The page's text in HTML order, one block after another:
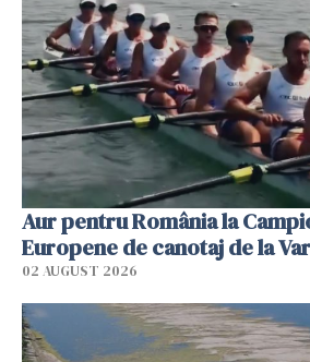
Aur pentru România la
Europene de canotaj de la
02 AUGUST 2026